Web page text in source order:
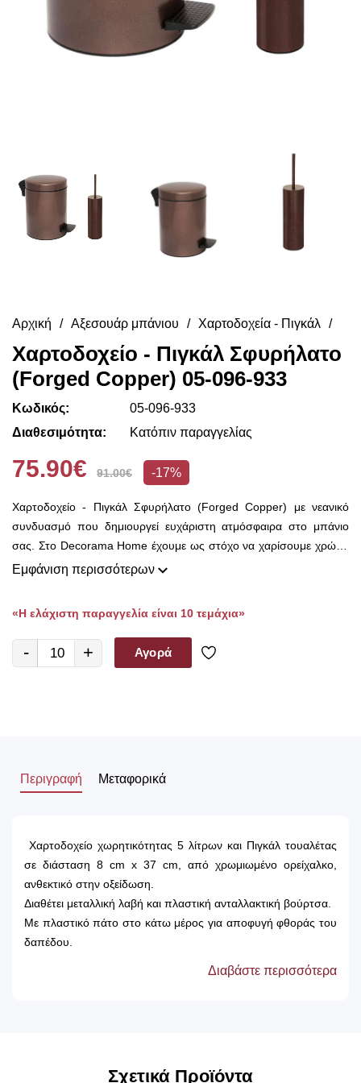
Αρχική Αξεσουάρ μπάνιου Χαρτοδοχεία - Πιγκάλ
Χαρτοδοχείο - Πιγκάλ Σφυρήλατο
(Forged Copper) 05-096-933
Κωδικός:
05-096-933
Διαθεσιμότητα:
Κατόπιν παραγγελίας
75.90€ 91.00€ -17%
Χαρτοδοχείο - Πιγκάλ Σφυρήλατο (Forged Copper) με νεανικό
συνδυασμό που δημιουργεί ευχάριστη ατμόσφαιρα στο μπάνιο
σας. Στο Decorama Home έχουμε ως στόχο να χαρίσουμε χρώμα
και ασύγκριτο στυλ στο χώρο σας και να τον αναδείξουμε με τον
Εμφάνιση περισσότερων
«Η ελάχιστη παραγγελία είναι 10 τεμάχια»
- + Αγορά
Περιγραφή Μεταφορικά
Χαρτοδοχείο χωρητικότητας 5 λίτρων και Πιγκάλ τουαλέτας
σε διάσταση 8 cm x 37 cm, από χρωμιωμένο ορείχαλκο,
ανθεκτικό στην οξείδωση.
Διαθέτει μεταλλική λαβή και πλαστική ανταλλακτική βούρτσα.
Με πλαστικό πάτο στο κάτω μέρος για αποφυγή φθοράς του
δαπέδου.
Διαβάστε περισσότερα
Σχετικά Προϊόντα